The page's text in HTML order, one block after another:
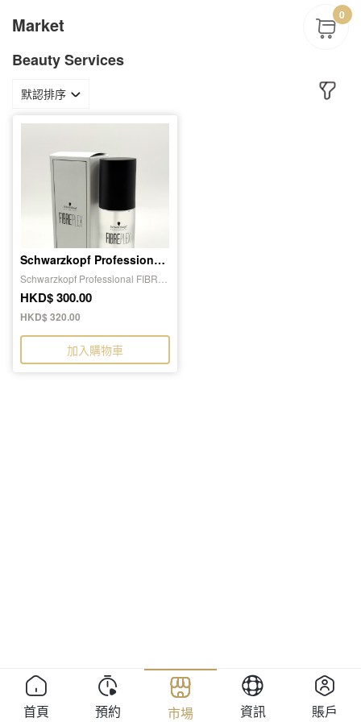
Market 0
Beauty Services
默認排序
Schwarzkopf Professional FIBREPLEX Bond Oil 髮尾油
Schwarzkopf Professional FIBRE
PLEX Bond Oil 髮尾油
HKD$ 300.00
HKD$ 320.00
加入購物車
首頁 預約 市場 資訊 賬戶